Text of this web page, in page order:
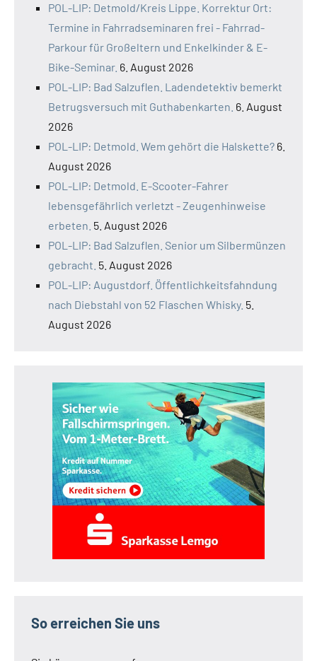
POL-LIP: Detmold/Kreis Lippe. Korrektur Ort:
Termine in Fahrradseminaren frei - Fahrrad-
Parkour für Großeltern und Enkelkinder & E-
Bike-Seminar. 6. August 2026
POL-LIP: Bad Salzuflen. Ladendetektiv bemerkt
Betrugsversuch mit Guthabenkarten. 6. August
2026
POL-LIP: Detmold. Wem gehört die Halskette? 6.
August 2026
POL-LIP: Detmold. E-Scooter-Fahrer
lebensgefährlich verletzt - Zeugenhinweise
erbeten. 5. August 2026
POL-LIP: Bad Salzuflen. Senior um Silbermünzen
gebracht. 5. August 2026
POL-LIP: Augustdorf. Öffentlichkeitsfahndung
nach Diebstahl von 52 Flaschen Whisky. 5.
August 2026
So erreichen Sie uns